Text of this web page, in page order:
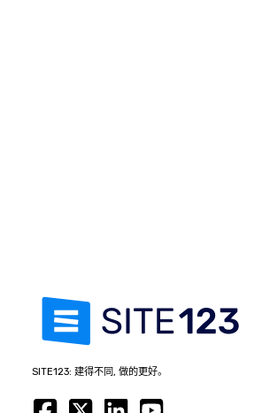
SITE123: 建得不同, 做的更好。